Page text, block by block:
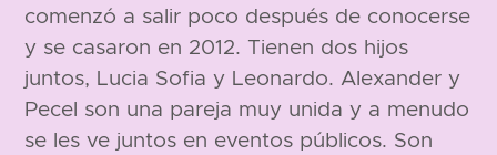
comenzó a salir poco después de conocerse
y se casaron en 2012. Tienen dos hijos
juntos, Lucia Sofia y Leonardo. Alexander y
Pecel son una pareja muy unida y a menudo
se les ve juntos en eventos públicos. Son